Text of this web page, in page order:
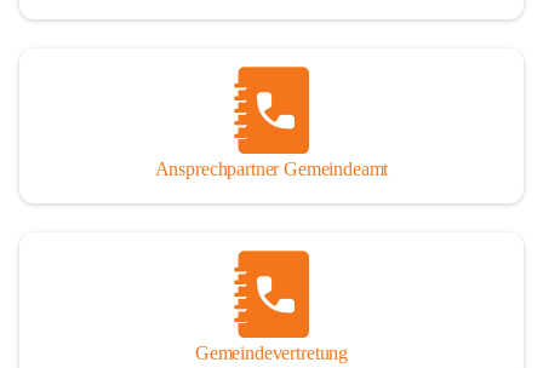
Ansprechpartner Gemeindeamt
Gemeindevertretung